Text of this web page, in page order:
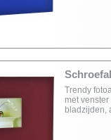
Trendy
met
bladzijden,